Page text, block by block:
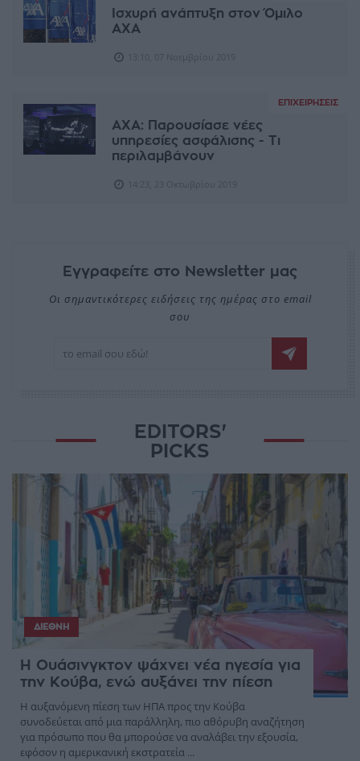
Ισχυρή ανάπτυξη στον Όμιλο
AXA
ΕΠΙΧΕΙΡΉΣΕΙΣ
AXA: Παρουσίασε νέες
υπηρεσίες ασφάλισης - Τι
περιλαμβάνουν
Εγγραφείτε στο Newsletter μας
Οι σημαντικότερες ειδήσεις της ημέρας στο email
σου
EDITORS'
PICKS
ΔΙΕΘΝΉ
Η Ουάσινγκτον ψάχνει νέα ηγεσία για
την Κούβα, ενώ αυξάνει την πίεση
Η αυξανόμενη πίεση των ΗΠΑ προς την Κούβα
συνοδεύεται από μια παράλληλη, πιο αθόρυβη αναζήτηση
για πρόσωπο που θα μπορούσε να αναλάβει την εξουσία,
εφόσον η αμερικανική εκστρατεία ...